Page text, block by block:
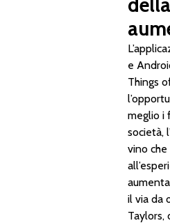
e
Things
meglio i
società,
vino che
il via da
Taylors,